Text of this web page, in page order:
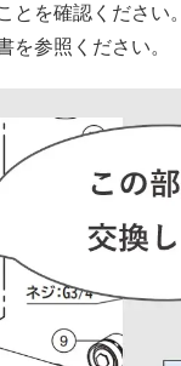
を確認ください。
参照ください。